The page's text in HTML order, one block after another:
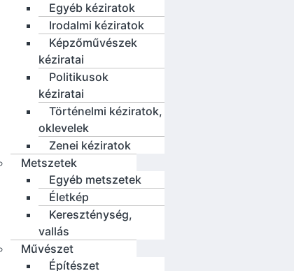
Egyéb kéziratok
Irodalmi kéziratok
Képzőművészek
kéziratai
Politikusok
kéziratai
Történelmi kéziratok,
oklevelek
Zenei kéziratok
Metszetek
Egyéb metszetek
Életkép
Kereszténység,
vallás
Művészet
Építészet